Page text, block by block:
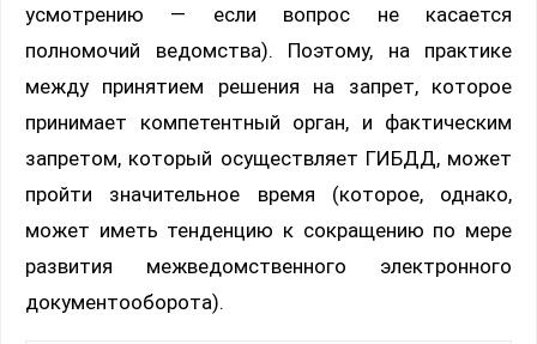
усмотрению — если вопрос не касается
полномочий ведомства). Поэтому, на практике
между принятием решения на запрет, которое
принимает компетентный орган, и фактическим
запретом, который осуществляет ГИБДД, может
пройти значительное время (которое, однако,
может иметь тенденцию к сокращению по мере
развития межведомственного электронного
документооборота).